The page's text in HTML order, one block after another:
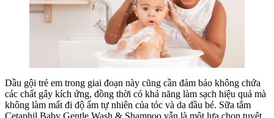
Dầu gội trẻ em trong giai đoạn này cũng cần đảm bảo không chứa
các chất gây kích ứng, đồng thời có khả năng làm sạch hiệu quả mà
không làm mất đi độ ẩm tự nhiên của tóc và da đầu bé. Sữa tắm
Cetaphil Baby Gentle Wash & Shampoo vẫn là một lựa chọn tuyệt